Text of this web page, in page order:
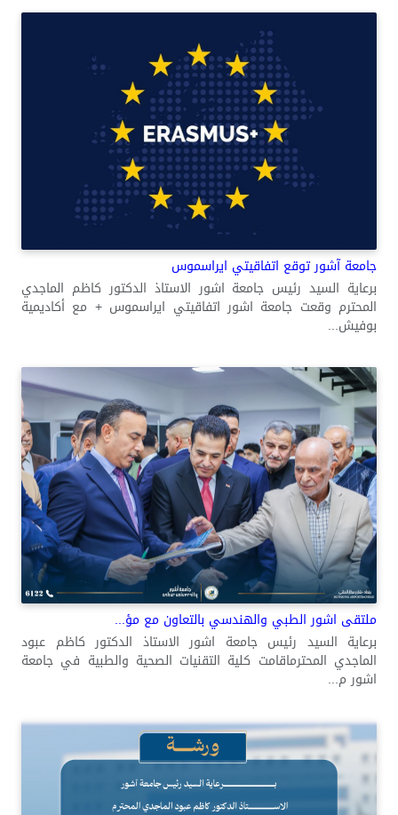
جامعة آشور توقع اتفاقيتي ايراسموس
برعاية السيد رئيس جامعة اشور الاستاذ الدكتور كاظم الماجدي
المحترم وقعت جامعة اشور اتفاقيتي ايراسموس + مع أكاديمية
بوفيش...
ملتقى اشور الطبي والهندسي بالتعاون مع مؤ...
برعاية السيد رئيس جامعة اشور الاستاذ الدكتور كاظم عبود
الماجدي المحترماقامت كلية التقنيات الصحية والطبية في جامعة
اشور م...